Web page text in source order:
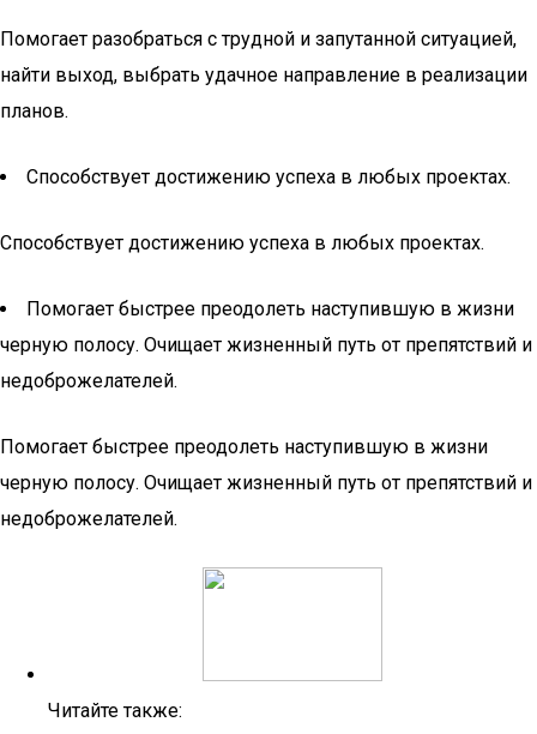
Помогает разобраться с трудной и запутанной ситуацией,
найти выход, выбрать удачное направление в реализации
планов.
Способствует достижению успеха в любых проектах.
Способствует достижению успеха в любых проектах.
Помогает быстрее преодолеть наступившую в жизни
черную полосу. Очищает жизненный путь от препятствий и
недоброжелателей.
Помогает быстрее преодолеть наступившую в жизни
черную полосу. Очищает жизненный путь от препятствий и
недоброжелателей.
Читайте также: